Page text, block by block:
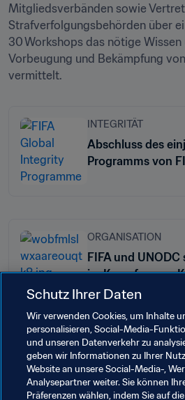
Mitgliedsverbänden sowie
Strafverfolgungsbehörden über
30 Workshops das nötige
Vorbeugung und Bekämpfung
vermittelt.
INTEGRITÄT
Abschluss des
Programms von
ORGANISATION
FIFA und
im Kampf gegen
Missbrauch
Verwandte Themen
Schutz Ihrer Daten
Wir verwenden Cookies, um Inhalte
personalisieren, Social-Media-
und unseren Datenverkehr zu
geben wir Informationen zu Ihrer
Website an unsere Social-Media-,
Analysepartner weiter. Sie können
Präferenzen wählen, indem Sie auf